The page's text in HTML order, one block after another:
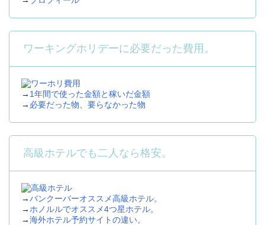
ワーキングホリデーに必要だった費用。
→ 1年間で使った金額と稼いだ金額
→ 必要だった物、要らなかった物
高級ホテルでも二人なら格安。
→バンクーバーオススメ高級ホテル。
→ ホノルルでオススメ4つ星ホテル。
→海外ホテル予約サイトの違い。